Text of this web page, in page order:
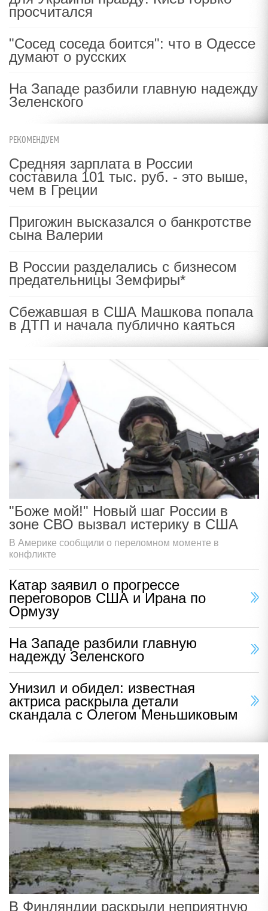
просчитался
"Сосед соседа боится": что в Одессе
думают о русских
На Западе разбили главную надежду
Зеленского
РЕКОМЕНДУЕМ
Средняя зарплата в России
составила 101 тыс. руб. - это выше,
чем в Греции
Пригожин высказался о банкротстве
сына Валерии
В России разделались с бизнесом
предательницы Земфиры*
Сбежавшая в США Машкова попала
в ДТП и начала публично каяться
"Боже мой!" Новый шаг России в
зоне СВО вызвал истерику в США
В Америке сообщили о переломном моменте в
конфликте
Катар заявил о прогрессе
переговоров США и Ирана по
Ормузу
На Западе разбили главную
надежду Зеленского
Унизил и обидел: известная
актриса раскрыла детали
скандала с Олегом Меньшиковым
В Финляндии раскрыли неприятную